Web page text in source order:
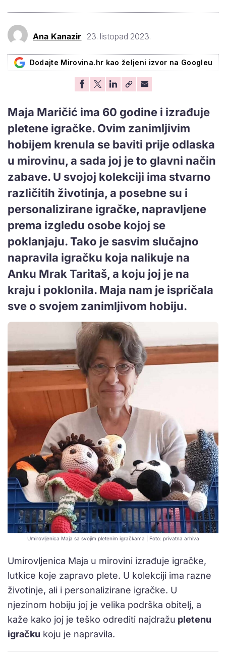
Ana Kanazir 23. listopad 2023.
Dodajte Mirovina.hr kao željeni izvor na Googleu
Maja Maričić ima 60 godine i izrađuje
pletene igračke. Ovim zanimljivim
hobijem krenula se baviti prije odlaska
u mirovinu, a sada joj je to glavni način
zabave. U svojoj kolekciji ima stvarno
različitih životinja, a posebne su i
personalizirane igračke, napravljene
prema izgledu osobe kojoj se
poklanjaju. Tako je sasvim slučajno
napravila igračku koja nalikuje na
Anku Mrak Taritaš, a koju joj je na
kraju i poklonila. Maja nam je ispričala
sve o svojem zanimljivom hobiju.
Umirovljenica Maja sa svojim pletenim igračkama | Foto: privatna arhiva
Umirovljenica Maja u mirovini izrađuje igračke,
lutkice koje zapravo plete. U kolekciji ima razne
životinje, ali i personalizirane igračke. U
njezinom hobiju joj je velika podrška obitelj, a
kaže kako joj je teško odrediti najdražu pletenu
igračku koju je napravila.